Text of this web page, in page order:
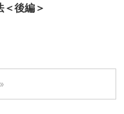
＜後編＞